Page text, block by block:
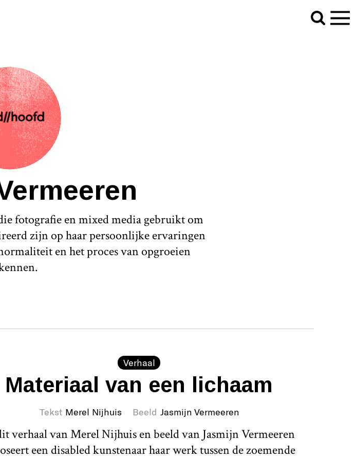
fotografie en mixed media gebruikt om
zijn op haar persoonlijke ervaringen
en het proces van opgroeien
Verhaal
Materiaal van een lichaam
Tekst Merel Nijhuis Beeld Jasmijn Vermeeren
verhaal van Merel Nijhuis en beeld van Jasmijn Vermeeren
een disabled kunstenaar haar werk tussen de zoemende